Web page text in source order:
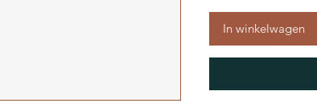
In winkelwagen